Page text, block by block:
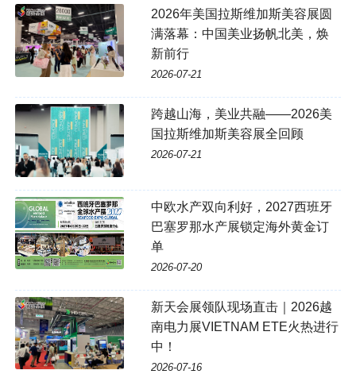
2026年美国拉斯维加斯美容展圆
满落幕：中国美业扬帆北美，焕
新前行
2026-07-21
跨越山海，美业共融——2026美
国拉斯维加斯美容展全回顾
2026-07-21
中欧水产双向利好，2027西班牙
巴塞罗那水产展锁定海外黄金订
单
2026-07-20
新天会展领队现场直击｜2026越
南电力展VIETNAM ETE火热进行
中！
2026-07-16